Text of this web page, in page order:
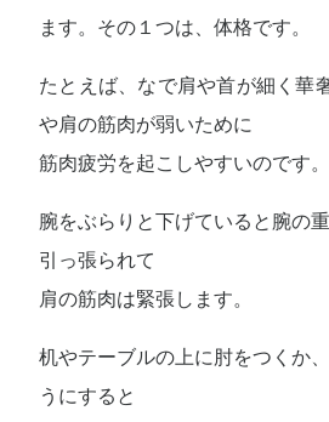
ます。その１つは、体格です。
たとえば、なで肩や首が細く華
や肩の筋肉が弱いために
筋肉疲労を起こしやすいのです。
腕をぶらりと下げていると腕の
引っ張られて
肩の筋肉は緊張します。
机やテーブルの上に肘をつくか
うにすると